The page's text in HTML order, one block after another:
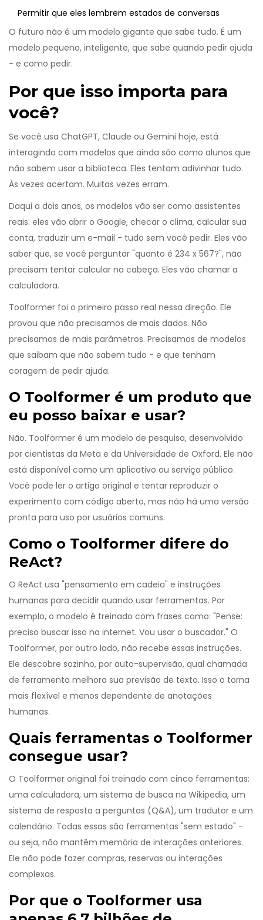
Permitir que eles lembrem estados de conversas
O futuro não é um modelo gigante que sabe tudo. É um
modelo pequeno, inteligente, que sabe quando pedir ajuda
- e como pedir.
Por que isso importa para
você?
Se você usa ChatGPT, Claude ou Gemini hoje, está
interagindo com modelos que ainda são como alunos que
não sabem usar a biblioteca. Eles tentam adivinhar tudo.
Às vezes acertam. Muitas vezes erram.
Daqui a dois anos, os modelos vão ser como assistentes
reais: eles vão abrir o Google, checar o clima, calcular sua
conta, traduzir um e-mail - tudo sem você pedir. Eles vão
saber que, se você perguntar "quanto é 234 x 567?", não
precisam tentar calcular na cabeça. Eles vão chamar a
calculadora.
Toolformer foi o primeiro passo real nessa direção. Ele
provou que não precisamos de mais dados. Não
precisamos de mais parâmetros. Precisamos de modelos
que saibam que não sabem tudo - e que tenham
coragem de pedir ajuda.
O Toolformer é um produto que
eu posso baixar e usar?
Não. Toolformer é um modelo de pesquisa, desenvolvido
por cientistas da Meta e da Universidade de Oxford. Ele não
está disponível como um aplicativo ou serviço público.
Você pode ler o artigo original e tentar reproduzir o
experimento com código aberto, mas não há uma versão
pronta para uso por usuários comuns.
Como o Toolformer difere do
ReAct?
O ReAct usa "pensamento em cadeia" e instruções
humanas para decidir quando usar ferramentas. Por
exemplo, o modelo é treinado com frases como: "Pense:
preciso buscar isso na internet. Vou usar o buscador." O
Toolformer, por outro lado, não recebe essas instruções.
Ele descobre sozinho, por auto-supervisão, qual chamada
de ferramenta melhora sua previsão de texto. Isso o torna
mais flexível e menos dependente de anotações
humanas.
Quais ferramentas o Toolformer
consegue usar?
O Toolformer original foi treinado com cinco ferramentas:
uma calculadora, um sistema de busca na Wikipedia, um
sistema de resposta a perguntas (Q&A), um tradutor e um
calendário. Todas essas são ferramentas "sem estado" -
ou seja, não mantêm memória de interações anteriores.
Ele não pode fazer compras, reservas ou interações
complexas.
Por que o Toolformer usa